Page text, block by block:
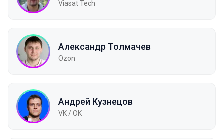
Viasat Tech
Александр Толмачев
Ozon
Андрей Кузнецов
VK / OK